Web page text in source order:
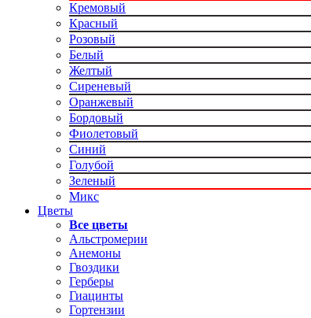
Кремовый
Красный
Розовый
Белый
Желтый
Сиреневый
Оранжевый
Бордовый
Фиолетовый
Синий
Голубой
Зеленый
Микс
Цветы
Все цветы
Альстромерии
Анемоны
Гвоздики
Герберы
Гиацинты
Гортензии